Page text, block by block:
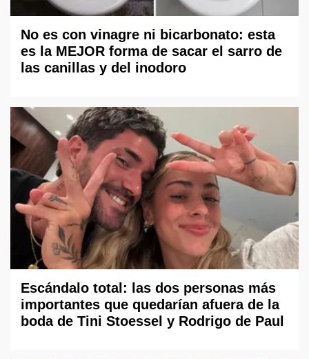
No es con vinagre ni bicarbonato: esta
es la MEJOR forma de sacar el sarro de
las canillas y del inodoro
Escándalo total: las dos personas más
importantes que quedarían afuera de la
boda de Tini Stoessel y Rodrigo de Paul